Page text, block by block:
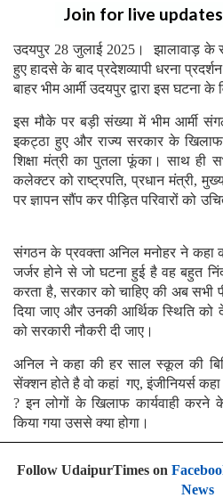
Join for live
उदयपुर 28 जुलाई 2025। झालावाड़ के
हुए हादसे के बाद प्रदेशव्यापी धरना
बाहर भीम आर्मी उदयपुर द्वारा इस घटना के
इस मौके पर बड़ी संख्या में भीम आर्मी
इकट्ठा हुए और राज्य सरकार के खिलाफ
शिक्षा मंत्री का पुतला फूंका। साथ ही
कलेक्टर को राष्ट्रपति, प्रधान मंत्री,
पर ज्ञापन सौंप कर पीड़ित परिवारों को
संगठन के प्रवक्ता अनिल मनोहर ने कहा
जर्जर होने से जो घटना हुई है वह बहुत
करता है, सरकार को चाहिए की अब सभी
दिया जाए और उनकी आर्थिक स्थिति
को सरकारी नौकरी दी जाए।
अनिल ने कहा की हर साल स्कूल की
सेंक्शन होते है वो कहां गए, इंजीनियर्स
? इन लोगों के खिलाफ कार्यवाही करने
किया गया उससे क्या होगा।
Follow UdaipurTimes on
News